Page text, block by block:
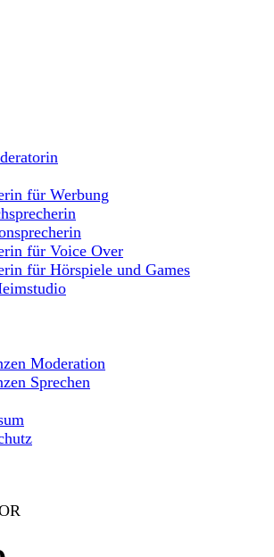
für Werbung
für Voice Over
für Hörspiele und Games
Moderation
Sprechen